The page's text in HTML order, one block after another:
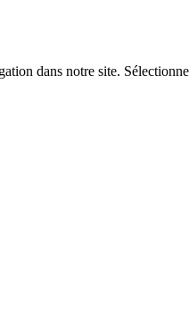
dans notre site.